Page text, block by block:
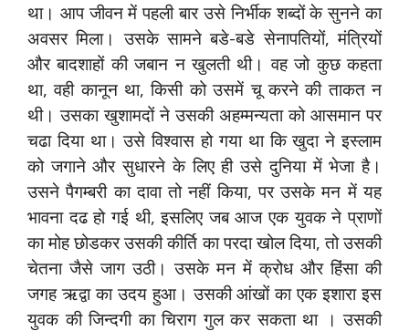
था। आप जीवन में पहली बार उसे निर्भीक शब्‍दों के सुनने का
अवसर मिला। उसके सामने बडे-बडे सेनापतियों, मंत्रियों
और बादशाहों की जबान न खुलती थी। वह जो कुछ कहता
था, वही कानून था, किसी को उसमें चू करने की ताकत न
थी। उसका खुशामदों ने उसकी अहम्‍मन्‍यता को आसमान पर
चढा दिया था। उसे विश्‍वास हो गया था कि खुदा ने इस्‍लाम
को जगाने और सुधारने के लिए ही उसे दुनिया में भेजा है।
उसने पैगम्‍बरी का दावा तो नहीं किया, पर उसके मन में यह
भावना दढ हो गई थी, इसलिए जब आज एक युवक ने प्राणों
का मोह छोडकर उसकी कीर्ति का परदा खोल दिया, तो उसकी
चेतना जैसे जाग उठी। उसके मन में क्रोध और हिंसा की
जगह ऋद्वा का उदय हुआ। उसकी आंखों का एक इशारा इस
युवक की जिन्‍दगी का चिराग गुल कर सकता था । उसकी